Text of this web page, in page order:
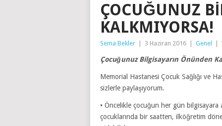
ÇOCUĞUNUZ
KALKMIYORSA!
Sema Bekler 3 Haziran 2016 Genel
Çocuğunuz Bilgisayarın Önünden
Memorial Hastanesi Çocuk Sağlığı ve
sizlerle paylaşıyorum.
• Öncelikle çocuğun her gün bilgisayara
çocuklarında bir saatten, ilköğretim